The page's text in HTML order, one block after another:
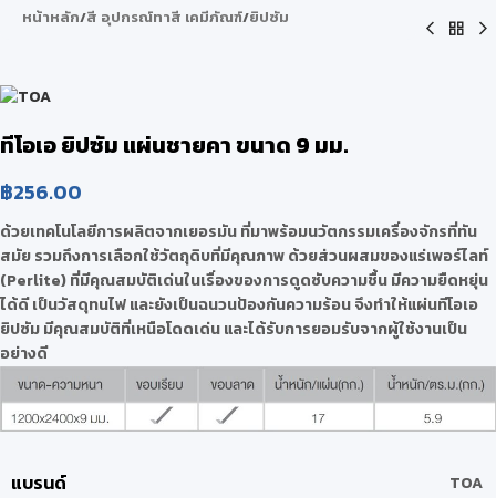
หน้าหลัก/สี อุปกรณ์ทาสี เคมีภัณฑ์/ยิปซัม
ทีโอเอ ยิปซัม แผ่นชายคา ขนาด 9 มม.
฿256.00
ด้วยเทคโนโลยีการผลิตจากเยอรมัน ที่มาพร้อมนวัตกรรมเครื่องจักรที่ทัน
สมัย รวมถึงการเลือกใช้วัตถุดิบที่มีคุณภาพ ด้วยส่วนผสมของแร่เพอร์ไลท์
(Perlite) ที่มีคุณสมบัติเด่นในเรื่องของการดูดซับความชื้น มีความยืดหยุ่น
ได้ดี เป็นวัสดุทนไฟ และยังเป็นฉนวนป้องกันความร้อน จึงทำให้แผ่นทีโอเอ
ยิปซัม มีคุณสมบัติที่เหนือโดดเด่น และได้รับการยอมรับจากผู้ใช้งานเป็น
อย่างดี
แบรนด์ TOA